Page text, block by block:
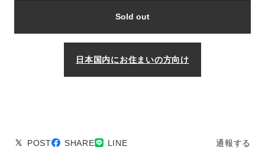
Sold out
日本国内にお住まいの方向け
POST SHARE LINE 通報する